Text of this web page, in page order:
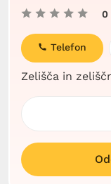
0
Zelišča in
Telefon